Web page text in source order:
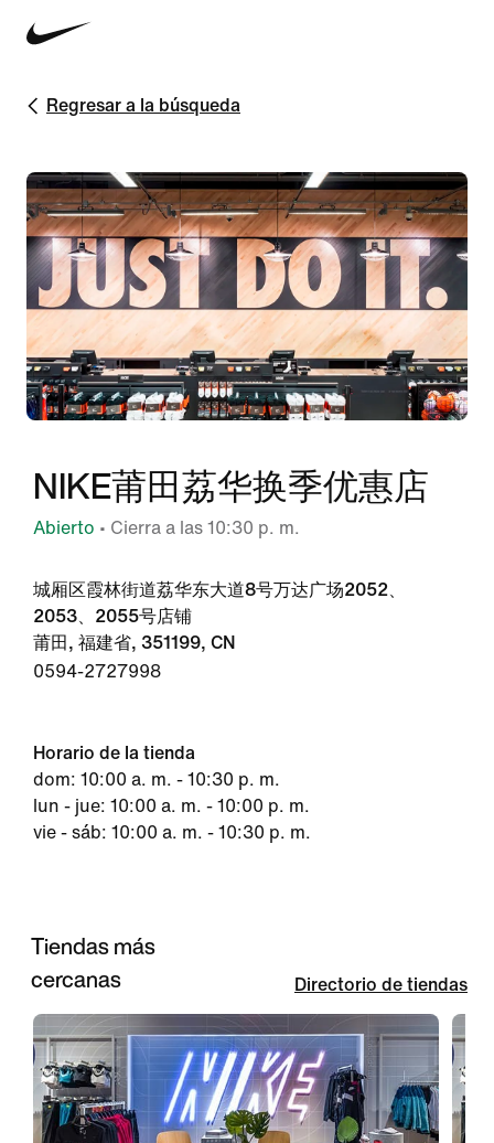
Regresar a la búsqueda
NIKE莆田荔华换季优惠店
Abierto • Cierra a las 10:30 p. m.
城厢区霞林街道荔华东大道8号万达广场2052、
2053、2055号店铺
莆田, 福建省, 351199, CN
0594-2727998
Horario de la tienda
dom: 10:00 a. m. - 10:30 p. m.
lun - jue: 10:00 a. m. - 10:00 p. m.
vie - sáb: 10:00 a. m. - 10:30 p. m.
Tiendas más
cercanas
Directorio de tiendas